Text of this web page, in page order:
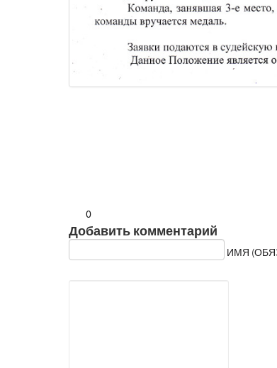
0
Добавить комментарий
ИМЯ